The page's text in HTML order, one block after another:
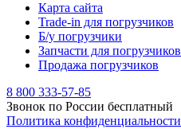
Карта сайта
Trade-in для погрузчиков
Б/у погрузчики
Запчасти для погрузчиков
Продажа погрузчиков
8 800 333-57-85
Звонок по России бесплатный
Политика конфиденциальности